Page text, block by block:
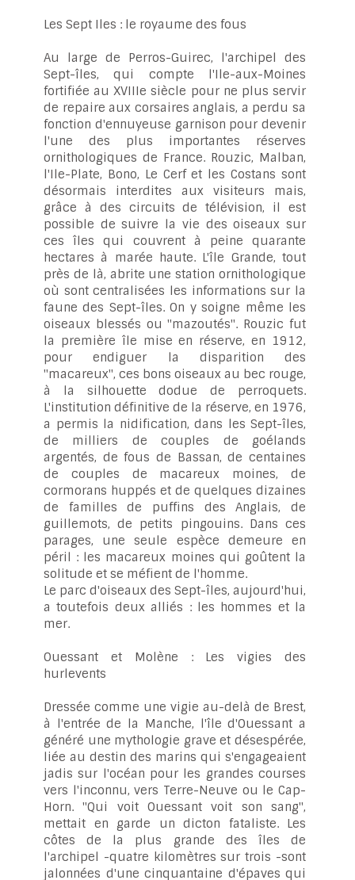
Les Sept Iles : le royaume des fous
Au large de Perros-Guirec, l'archipel des
Sept-îles, qui compte l'Ile-aux-Moines
fortifiée au XVIIIe siècle pour ne plus servir
de repaire aux corsaires anglais, a perdu sa
fonction d'ennuyeuse garnison pour devenir
l'une des plus importantes réserves
ornithologiques de France. Rouzic, Malban,
l'Ile-Plate, Bono, Le Cerf et les Costans sont
désormais interdites aux visiteurs mais,
grâce à des circuits de télévision, il est
possible de suivre la vie des oiseaux sur
ces îles qui couvrent à peine quarante
hectares à marée haute. L'île Grande, tout
près de là, abrite une station ornithologique
où sont centralisées les informations sur la
faune des Sept-îles. On y soigne même les
oiseaux blessés ou "mazoutés". Rouzic fut
la première île mise en réserve, en 1912,
pour endiguer la disparition des
"macareux", ces bons oiseaux au bec rouge,
à la silhouette dodue de perroquets.
L'institution définitive de la réserve, en 1976,
a permis la nidification, dans les Sept-îles,
de milliers de couples de goélands
argentés, de fous de Bassan, de centaines
de couples de macareux moines, de
cormorans huppés et de quelques dizaines
de familles de puffins des Anglais, de
guillemots, de petits pingouins. Dans ces
parages, une seule espèce demeure en
péril : les macareux moines qui goûtent la
solitude et se méfient de l'homme.
Le parc d'oiseaux des Sept-îles, aujourd'hui,
a toutefois deux alliés : les hommes et la
mer.
Ouessant et Molène : Les vigies des
hurlevents
Dressée comme une vigie au-delà de Brest,
à l'entrée de la Manche, l'île d'Ouessant a
généré une mythologie grave et désespérée,
liée au destin des marins qui s'engageaient
jadis sur l'océan pour les grandes courses
vers l'inconnu, vers Terre-Neuve ou le Cap-
Horn. "Qui voit Ouessant voit son sang",
mettait en garde un dicton fataliste. Les
côtes de la plus grande des îles de
l'archipel -quatre kilomètres sur trois -sont
jalonnées d'une cinquantaine d'épaves qui